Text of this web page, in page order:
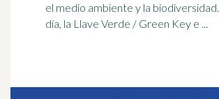
el medio ambiente y la biodiversidad. Hoy en
día, la Llave Verde / Green Key e ...